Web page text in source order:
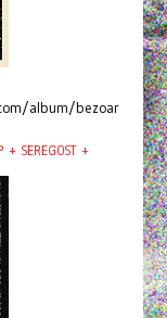
album/bezoar
SEREGOST +